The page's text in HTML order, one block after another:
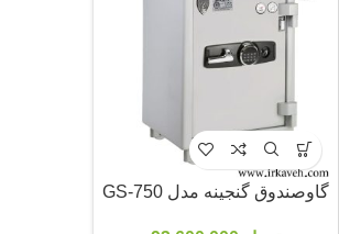
گاوصندوق گنجینه مدل GS-750